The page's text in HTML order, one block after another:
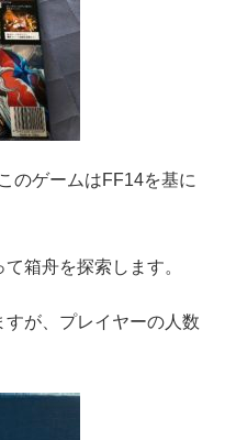
のゲームはFF14を基に
箱舟を探索します。
が、プレイヤーの人数